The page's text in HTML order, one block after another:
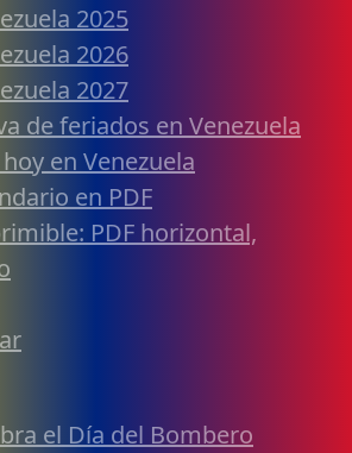
2025
2026
2027
de feriados en Venezuela
en Venezuela
en PDF
PDF horizontal,
el Día del Bombero